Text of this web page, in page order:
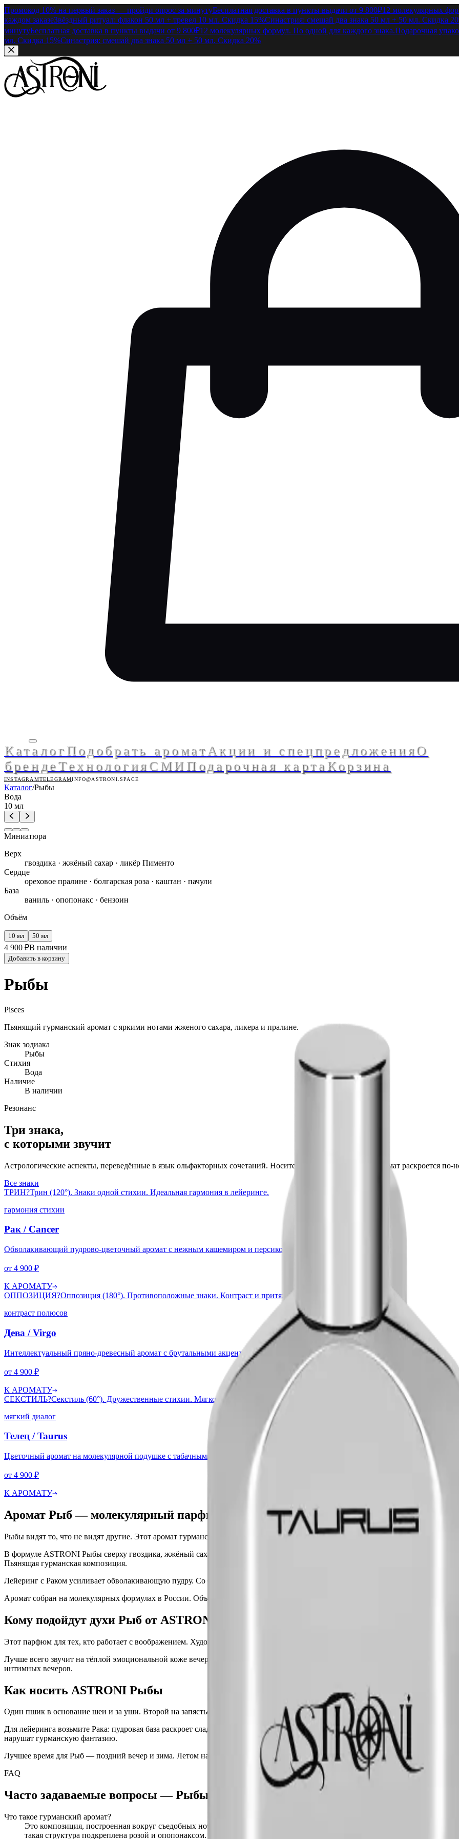
Промокод 10% на первый заказ — пройди опрос за минутуБесплатная доставка в пункты выдачи от 9 800₽12 молекулярных
каждом заказеЗвёздный ритуал: флакон 50 мл + тревел 10 мл. Скидка 15%Синастрия: смешай два знака 50 мл + 50 мл. Скидка
минутуБесплатная доставка в пункты выдачи от 9 800₽12 молекулярных формул. По одной для каждого знака.Подарочная
мл. Скидка 15%Синастрия: смешай два знака 50 мл + 50 мл. Скидка 20%
Перейти к содержимому
КаталогПодобрать ароматАкции и спецпредложенияО
брендеТехнологияСМИ Подарочная карта Корзина
INSTAGRAMTELEGRAMINFO@ASTRONI.SPACE
Каталог/Рыбы
Вода
10 мл
Миниатюра
Верх
гвоздика · жжёный сахар · ликёр Пименто
Сердце
ореховое пралине · болгарская роза · каштан · пачули
База
ваниль · опопонакс · бензоин
Объём
10 мл 50 мл
4 900 ₽В наличии
Добавить в корзину
Рыбы
Pisces
Пьянящий гурманский аромат с яркими нотами жженого сахара, ликера и пралине.
Знак зодиака
Рыбы
Стихия
Вода
Наличие
В наличии
Резонанс
Три знака,
с которыми звучит
Астрологические аспекты, переведённые в язык ольфакторных сочетаний. Носите соло или лейеринг — аромат раскроется по-
Все знаки
ТРИН?Трин (120°). Знаки одной стихии. Идеальная гармония в лейеринге.
гармония стихии
Рак / Cancer
Обволакивающий пудрово-цветочный аромат с нежным кашемиром и персиком.
от 4 900 ₽
К АРОМАТУ
ОППОЗИЦИЯ?Оппозиция (180°). Противоположные знаки. Контраст и притяжение.
контраст полюсов
Дева /Virgo
Интеллектуальный пряно-древесный аромат с брутальными акцентами кожи и табака.
от 4 900 ₽
К АРОМАТУ
СЕКСТИЛЬ?Секстиль (60°). Дружественные стихии. Мягкое дополнение.
мягкий диалог
Телец /Taurus
Цветочный аромат на молекулярной подушке с табачными нюансами.
от 4 900 ₽
К АРОМАТУ
Аромат Рыб — молекулярный парфюм по знаку зодиака
Рыбы видят то, что не видят другие. Этот аромат гурманский, мистический, с яркими нотами жжёного сахара, ликёра и
В формуле ASTRONI Рыбы сверху гвоздика, жжёный сахар и ликёр Пименто. Сердцем работают ореховое пралине, болгарская
Пьянящая гурманская композиция.
Лейеринг с Раком усиливает обволакивающую пудру. Со Скорпионом получится драматический женский союз воды.
Аромат собран на молекулярных формулах в России. Объём 50 мл, флакон с хромовой крышкой и глянцевой гравировкой
Кому подойдут духи Рыб от ASTRONI
Этот парфюм для тех, кто работает с воображением. Художникам, музыкантам, психологам, кинокритикам, парфюмерам. Тем,
Лучше всего звучит на тёплой эмоциональной коже вечером. Хорошо подойдёт женщине-Рыбе как ритуальный вечерний
интимных вечеров.
Как носить ASTRONI Рыбы
Один пшик в основание шеи и за уши. Второй на запястье. Гурманские базы активируются теплом тела и пульсом.
Для лейеринга возьмите Рака: пудровая база раскроет сладкую глубину. Со Скорпионом получите контрастную мистическую
нарушат гурманскую фантазию.
Лучшее время для Рыб — поздний вечер и зима. Летом наносите минимум: жжёный сахар может звучать тяжело в жару.
FAQ
Часто задаваемые вопросы —Рыбы
Что такое гурманский аромат?
Это композиция, построенная вокруг съедобных нот: ванили, карамели, шоколада, пралине, сахара. Гурманские
такая структура подкреплена розой и опопонаксом.